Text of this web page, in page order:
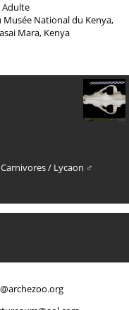
Adulte
National du Kenya,
Mara, Kenya
Carnivores/ Lycaon ♂